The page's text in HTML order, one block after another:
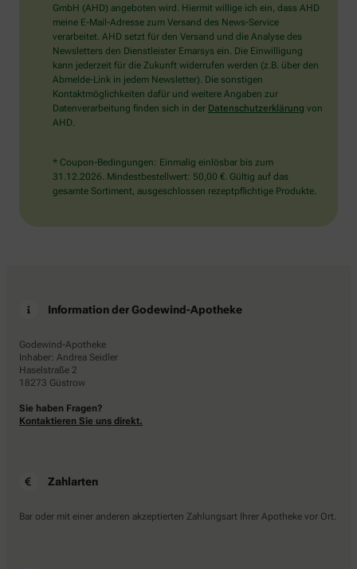
wählen
Sie
bitte
den
Stern.
GmbH (AHD) angeboten wird. Hiermit willige ich ein, dass AHD
meine E-Mail-Adresse zum Versand des News-Service
verarbeitet. AHD setzt für den Versand und die Analyse des
Newsletters den Dienstleister Emarsys ein. Die Einwilligung
kann jederzeit für die Zukunft widerrufen werden (z.B. über den
Abmelde-Link in jedem Newsletter). Die sonstigen
Kontaktmöglichkeiten dafür und weitere Angaben zur
Datenverarbeitung finden sich in der Datenschutzerklärung von
AHD.
* Coupon-Bedingungen: Einmalig einlösbar bis zum
31.12.2026. Mindestbestellwert: 50,00 €. Gültig auf das
gesamte Sortiment, ausgeschlossen rezeptpflichtige Produkte.
Information der Godewind-Apotheke
Godewind-Apotheke
Inhaber: Andrea Seidler
Haselstraße 2
18273 Güstrow
Sie haben Fragen?
Kontaktieren Sie uns direkt.
Zahlarten
Bar oder mit einer anderen akzeptierten Zahlungsart Ihrer Apotheke vor Ort.